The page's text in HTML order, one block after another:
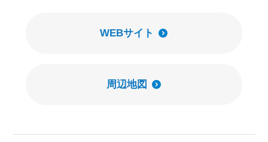
WEBサイト
周辺地図